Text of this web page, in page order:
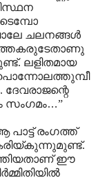
ചലനങ്ങൾ
ലളിതമായ
സംഗമം…”
രംഗത്ത്
ഈ